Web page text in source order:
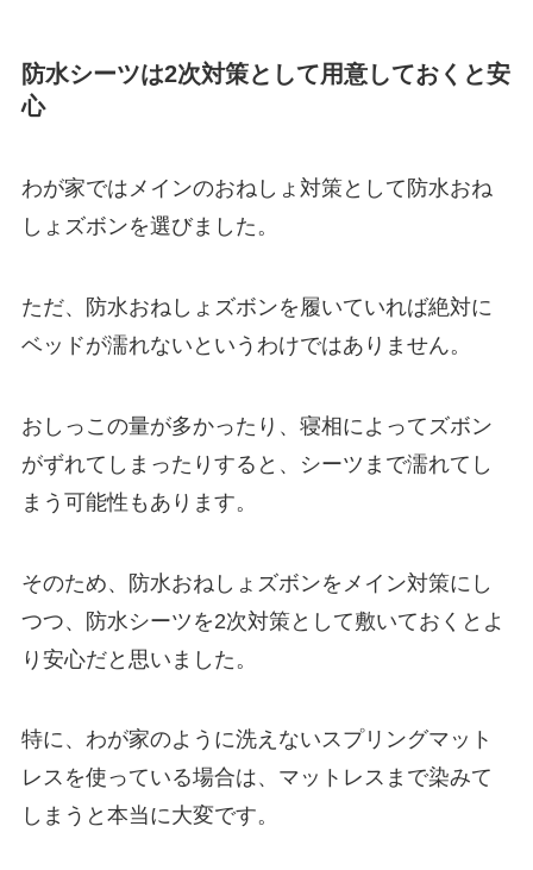
防水シーツは2次対策として用意しておくと安
心
わが家ではメインのおねしょ対策として防水おね
しょズボンを選びました。
ただ、防水おねしょズボンを履いていれば絶対に
ベッドが濡れないというわけではありません。
おしっこの量が多かったり、寝相によってズボン
がずれてしまったりすると、シーツまで濡れてし
まう可能性もあります。
そのため、防水おねしょズボンをメイン対策にし
つつ、防水シーツを2次対策として敷いておくとよ
り安心だと思いました。
特に、わが家のように洗えないスプリングマット
レスを使っている場合は、マットレスまで染みて
しまうと本当に大変です。